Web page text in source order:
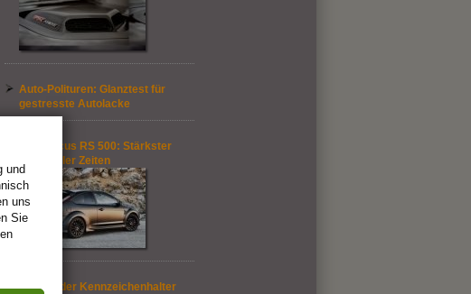
Auto-Polituren: Glanztest für
gestresste Autolacke
Ford Focus RS 500: Stärkster
Focus aller Zeiten
So wird der Kennzeichenhalter
und
uns
Sie